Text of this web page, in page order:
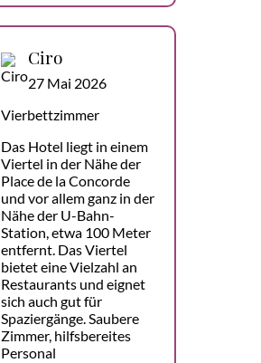
Ciro
27 Mai 2026
Vierbettzimmer
Das Hotel liegt in einem
Viertel in der Nähe der
Place de la Concorde
und vor allem ganz in der
Nähe der U-Bahn-
Station, etwa 100 Meter
entfernt. Das Viertel
bietet eine Vielzahl an
Restaurants und eignet
sich auch gut für
Spaziergänge. Saubere
Zimmer, hilfsbereites
Personal